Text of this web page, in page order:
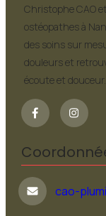
Christophe CAO
ostéopathes à
des soins sur
douleurs et
écoute et douceur.
cao-